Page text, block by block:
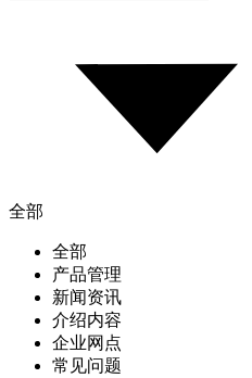
全部
全部
产品管理
新闻资讯
介绍内容
企业网点
常见问题